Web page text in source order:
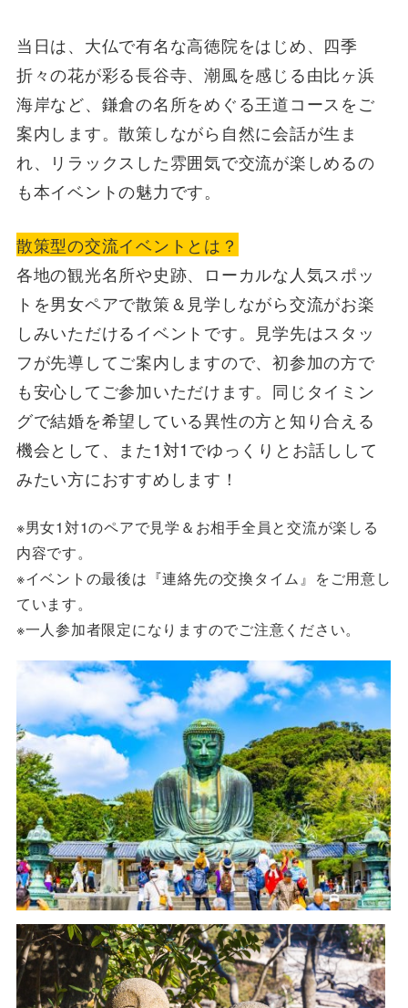
当日は、大仏で有名な高徳院をはじめ、四季
折々の花が彩る長谷寺、潮風を感じる由比ヶ浜
海岸など、鎌倉の名所をめぐる王道コースをご
案内します。散策しながら自然に会話が生ま
れ、リラックスした雰囲気で交流が楽しめるの
も本イベントの魅力です。
散策型の交流イベントとは？
各地の観光名所や史跡、ローカルな人気スポッ
トを男女ペアで散策＆見学しながら交流がお楽
しみいただけるイベントです。見学先はスタッ
フが先導してご案内しますので、初参加の方で
も安心してご参加いただけます。同じタイミン
グで結婚を希望している異性の方と知り合える
機会として、また1対1でゆっくりとお話しして
みたい方におすすめします！
※男女1対1のペアで見学＆お相手全員と交流が楽しる
内容です。
※イベントの最後は『連絡先の交換タイム』をご用意し
ています。
※一人参加者限定になりますのでご注意ください。